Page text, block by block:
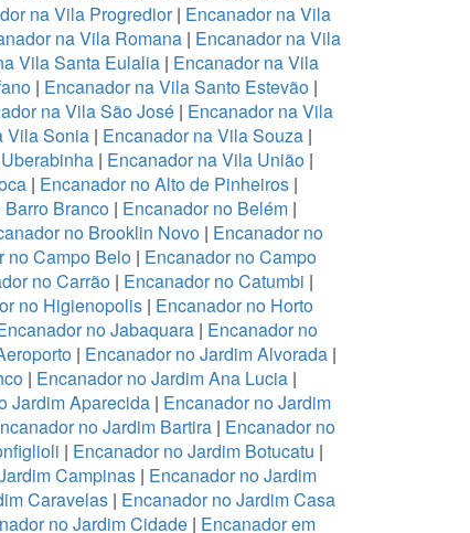
na Vila Progredior| Encanador na Vila
na Vila Romana| Encanador na Vila
Vila Santa Eulalia | Encanador na Vila
| Encanador na Vila Santo Estevão |
na Vila São José| Encanador na Vila
Vila Sonia| Encanador na Vila Souza|
| Encanador na Vila União|
| Encanador no Alto de Pinheiros |
Branco | Encanador no Belém |
no Brooklin Novo| Encanador no
no Campo Belo | Encanador no Campo
no Carrão | Encanador no Catumbi |
no Higienopolis| Encanador no Horto
no Jabaquara | Encanador no
| Encanador no Jardim Alvorada |
| Encanador no Jardim Ana Lucia |
Jardim Aparecida | Encanador no Jardim
no Jardim Bartira| Encanador no
| Encanador no Jardim Botucatu |
Campinas| Encanador no Jardim
Caravelas | Encanador no Jardim Casa
no Jardim Cidade | Encanador em